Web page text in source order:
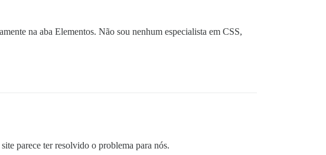
na aba Elementos. Não sou nenhum especialista em CSS,
parece ter resolvido o problema para nós.